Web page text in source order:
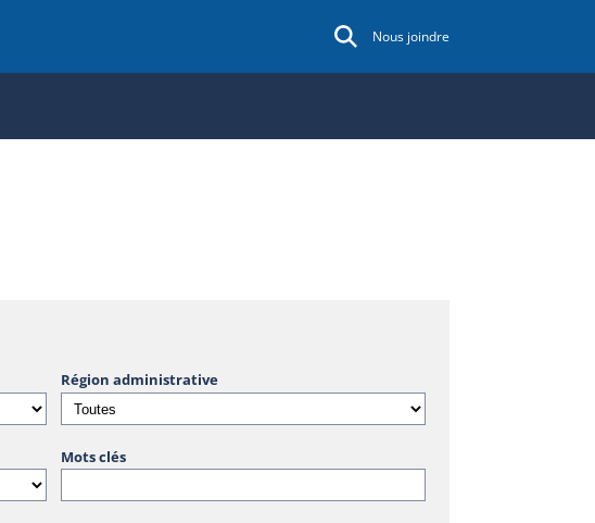
Nous joindre
Région administrative
Mots clés